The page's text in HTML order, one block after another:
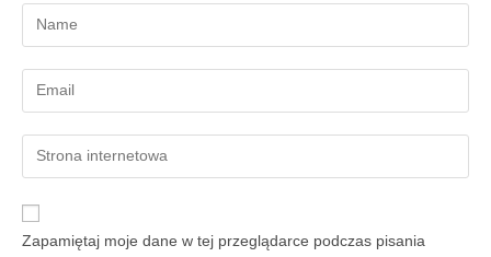
Zapamiętaj moje dane w tej przeglądarce podczas pisania